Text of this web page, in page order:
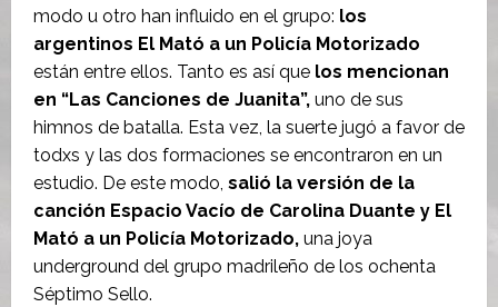
modo u otro han influido en el grupo: los
argentinos El Mató a un Policía Motorizado
están entre ellos. Tanto es así que los mencionan
en “Las Canciones de Juanita”, uno de sus
himnos de batalla. Esta vez, la suerte jugó a favor de
todxs y las dos formaciones se encontraron en un
estudio. De este modo, salió la versión de la
canción Espacio Vacío de Carolina Duante y El
Mató a un Policía Motorizado, una joya
underground del grupo madrileño de los ochenta
Séptimo Sello.